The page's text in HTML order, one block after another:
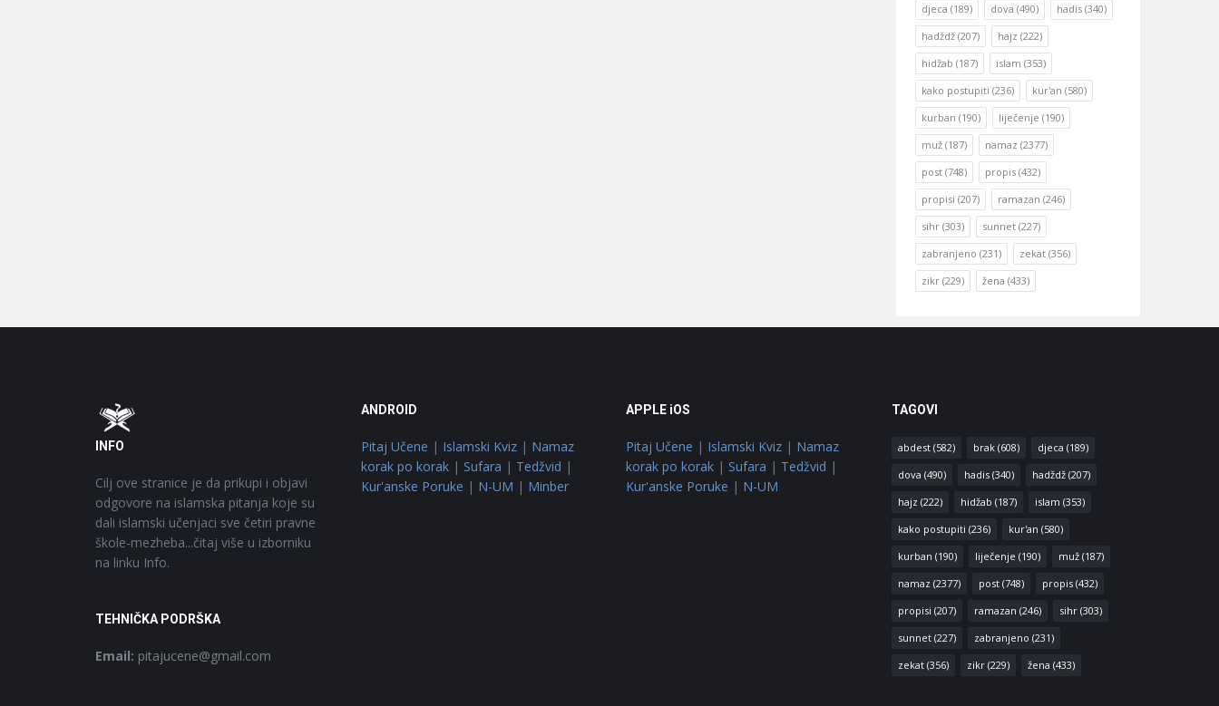
djeca (189) dova (490) hadis (340)
hadždž (207) hajz (222)
hidžab (187) islam (353)
kako postupiti (236) kur'an (580)
kurban (190) liječenje (190)
muž (187) namaz (2377)
post (748) propis (432)
propisi (207) ramazan (246)
sihr (303) sunnet (227)
zabranjeno (231) zekat (356)
zikr (229) žena (433)
Footer
INFO
Cilj ove stranice je da prikupi i objavi
odgovore na islamska pitanja koje su
dali islamski učenjaci sve četiri pravne
škole-mezheba...čitaj više u izborniku
na linku Info.
TEHNIČKA PODRŠKA
Email: pitajucene@gmail.com
ANDROID
Pitaj Učene | Islamski Kviz| Namaz
korak po korak| Sufara | Tedžvid |
Kur'anske Poruke | N-UM | Minber
APPLE iOS
Pitaj Učene | Islamski Kviz | Namaz
korak po korak | Sufara | Tedžvid |
Kur'anske Poruke | N-UM
TAGOVI
abdest(582) brak(608) djeca (189)
dova (490) hadis(340) hadždž(207)
hajz (222) hidžab (187) islam (353)
kako postupiti (236) kur'an (580)
kurban (190) liječenje (190) muž(187)
namaz (2377) post(748) propis(432)
propisi (207) ramazan (246) sihr(303)
sunnet(227) zabranjeno (231)
zekat(356) zikr(229) žena (433)